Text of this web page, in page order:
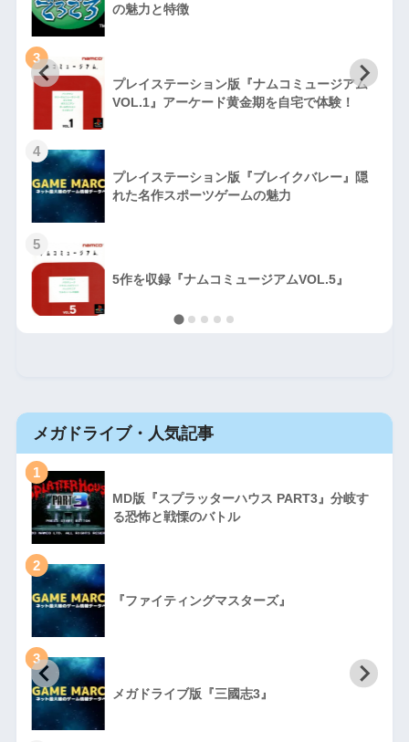
の魅力と特徴
3
プレイステーション版『ナムコミュージアム
VOL.1』アーケード黄金期を自宅で体験！
4
プレイステーション版『ブレイクバレー』隠
れた名作スポーツゲームの魅力
5
5作を収録『ナムコミュージアムVOL.5』
メガドライブ・人気記事
1
MD版『スプラッターハウス PART3』分岐す
る恐怖と戦慄のバトル
2
『ファイティングマスターズ』
3
メガドライブ版『三國志3』